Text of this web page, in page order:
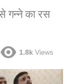
गन्ने का रस
1.8k Views